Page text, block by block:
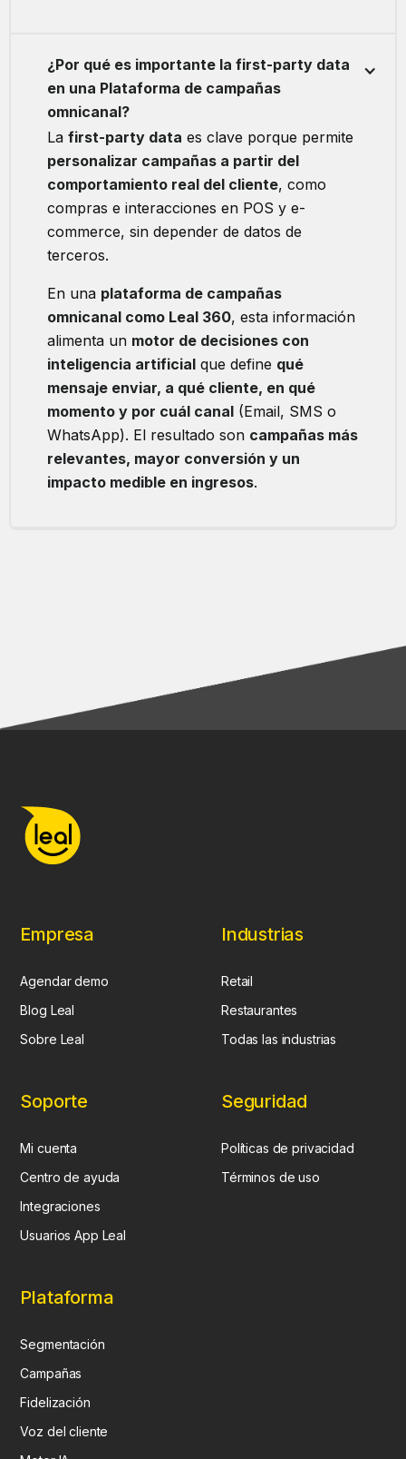
¿Por qué es importante la first-party data
en una Plataforma de campañas
omnicanal?
La first-party data es clave porque permite
personalizar campañas a partir del
comportamiento real del cliente, como
compras e interacciones en POS y e-
commerce, sin depender de datos de
terceros.
En una plataforma de campañas
omnicanal como Leal 360, esta información
alimenta un motor de decisiones con
inteligencia artificial que define qué
mensaje enviar, a qué cliente, en qué
momento y por cuál canal (Email, SMS o
WhatsApp). El resultado son campañas más
relevantes, mayor conversión y un
impacto medible en ingresos.
Empresa
Agendar demo
Blog Leal
Sobre Leal
Industrias
Retail
Restaurantes
Todas las industrias
Soporte
Mi cuenta
Centro de ayuda
Integraciones
Usuarios App Leal
Seguridad
Políticas de privacidad
Términos de uso
Plataforma
Segmentación
Campañas
Fidelización
Voz del cliente